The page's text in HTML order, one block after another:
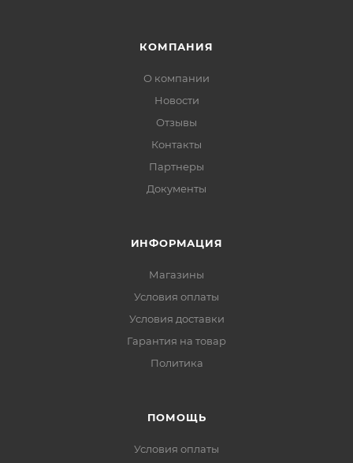
КОМПАНИЯ
О компании
Новости
Отзывы
Контакты
Партнеры
Документы
ИНФОРМАЦИЯ
Магазины
Условия оплаты
Условия доставки
Гарантия на товар
Политика
ПОМОЩЬ
Условия оплаты